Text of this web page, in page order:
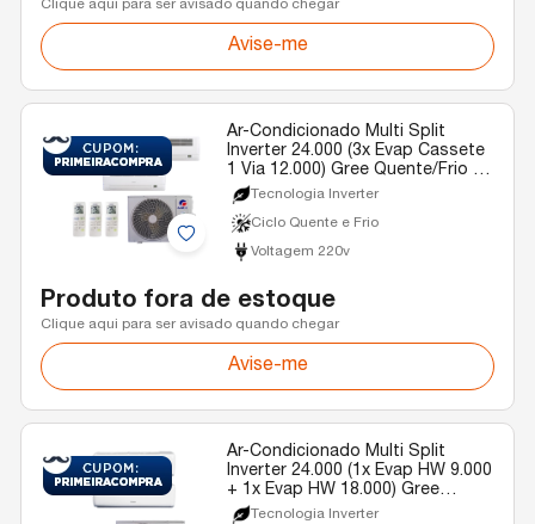
Clique aqui para ser avisado quando chegar
Avise-me
Ar-Condicionado Multi Split
Inverter 24.000 (3x Evap Cassete
1 Via 12.000) Gree Quente/Frio R-
32 220v
Tecnologia Inverter
Ciclo Quente e Frio
Voltagem 220v
Produto fora de estoque
Clique aqui para ser avisado quando chegar
Avise-me
Ar-Condicionado Multi Split
Inverter 24.000 (1x Evap HW 9.000
+ 1x Evap HW 18.000) Gree
Quente/Frio 220v
Tecnologia Inverter